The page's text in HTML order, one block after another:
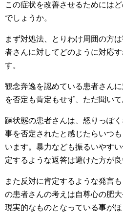
この症状を改善させるためには
でしょうか。
まず対処法、とりわけ周囲の方
者さんに対してどのように対応
す。
観念奔逸を認めている患者さん
を否定も肯定もせず、ただ聞いて
躁状態の患者さんは、怒りっぽ
事を否定されたと感じたらいつ
います。暴力なども振るいやす
定するような返答は避けた方が良
また反対に肯定するような発言
の患者さんの考えは自尊心の肥
現実的なものとなっている事が